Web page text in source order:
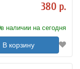
380 р.
в наличии на сегодня
В корзину